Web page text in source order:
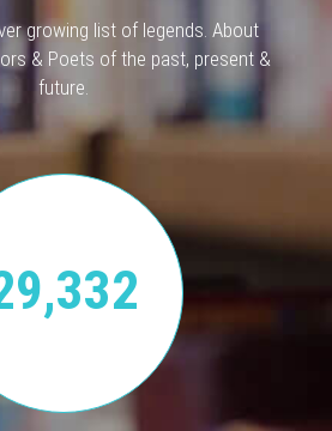
growing list of legends. About
& Poets of the past, present &
future.